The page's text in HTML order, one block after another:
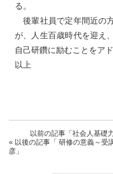
る。
後輩社員で定年間近の
が、人生百歳時代を迎え
自己研鑽に励むことをア
以上
以前の記事 「社会人基
« 以後の記事 「 研修の意義～
彦」